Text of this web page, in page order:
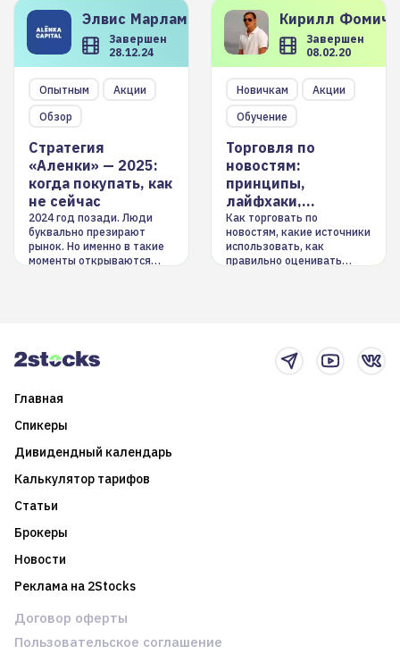
Элвис Марламов
Завершен
28.12.24
Опытным
Акции
Обзор
Стратегия
«Аленки» — 2025:
когда покупать, как
не сейчас
2024 год позади. Люди
буквально презирают
рынок. Но именно в такие
моменты открываются
Кирилл
Завершен
08.02.20
Новичкам
Акции
Обучение
Торговля по
новостям:
принципы,
лайфхаки,
инструменты
Как торговать по
новостям, какие источники
использовать, как
правильно оценивать
Главная
Спикеры
Дивидендный календарь
Калькулятор тарифов
Статьи
Брокеры
Новости
Реклама на 2Stocks
Договор оферты
Пользовательское соглашение